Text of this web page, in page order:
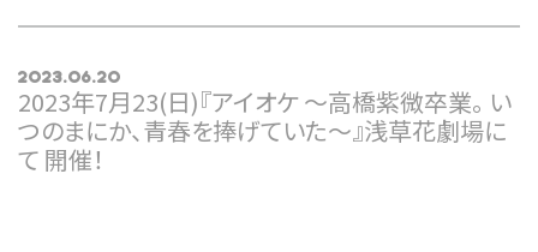
2023.06.20
2023年7月23(日)『アイオケ 〜高橋紫微卒業。 い
つのまにか、青春を捧げていた〜』浅草花劇場に
て 開催！